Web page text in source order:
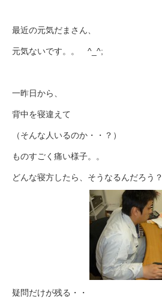
最近の元気だまさん、
元気ないです。。 ^_^;
一昨日から、
背中を寝違えて
（そんな人いるのか・・？）
ものすごく痛い様子。。
どんな寝方したら、そうなるんだろう？
疑問だけが残る・・